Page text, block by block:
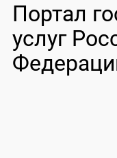
Портал
услуг